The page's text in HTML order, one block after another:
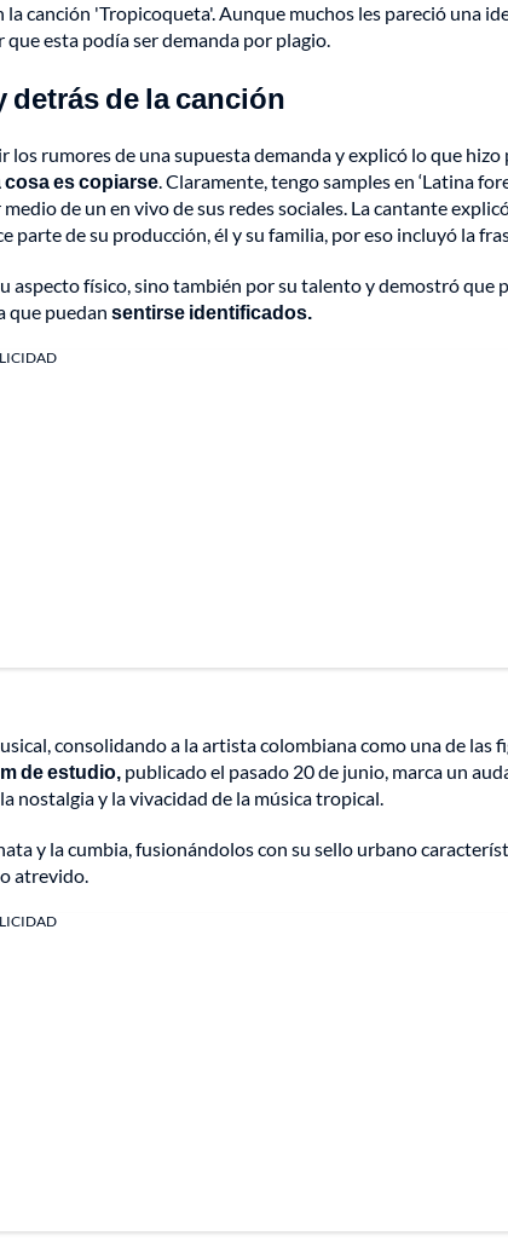
canción 'Tropicoqueta'. Aunque muchos les pareció una
esta podía ser demanda por plagio.
detrás de la canción
rumores de una supuesta demanda y explicó lo que hizo
es copiarse. Claramente, tengo samples en ‘Latina
medio de un en vivo de sus redes sociales. La cantante
parte de su producción, él y su familia, por eso incluyó la
aspecto físico, sino también por su talento y demostró que
que puedan sentirse identificados.
consolidando a la artista colombiana como una de las
de estudio, publicado el pasado 20 de junio, marca un
nostalgia y la vivacidad de la música tropical.
y la cumbia, fusionándolos con su sello urbano
atrevido.